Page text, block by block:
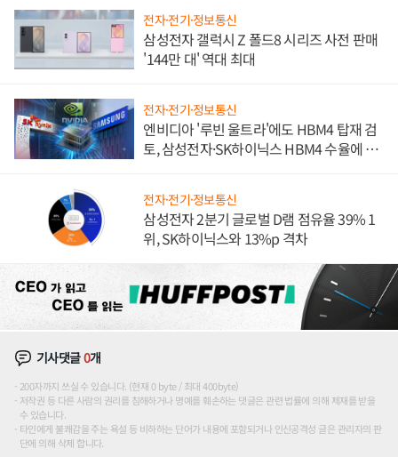
전자·전기·정보통신
삼성전자 갤럭시 Z 폴드8 시리즈 사전 판매
'144만 대' 역대 최대
전자·전기·정보통신
엔비디아 '루빈 울트라'에도 HBM4 탑재 검
토, 삼성전자·SK하이닉스 HBM4 수율에 주
전자·전기·정보통신
삼성전자 2분기 글로벌 D램 점유율 39% 1
위, SK하이닉스와 13%p 격차
기사댓글0개
200자까지 쓰실 수 있습니다. (현재 0 byte / 최대 400byte)
저작권 등 다른 사람의 권리를 침해하거나 명예를 훼손하는 댓글은 관련 법률에 의해 제재를 받을
수 있습니다.
타인에게 불쾌감을 주는 욕설 등 비하하는 단어가 내용에 포함되거나 인신공격성 글은 관리자의 판
단에 의해 삭제 합니다.